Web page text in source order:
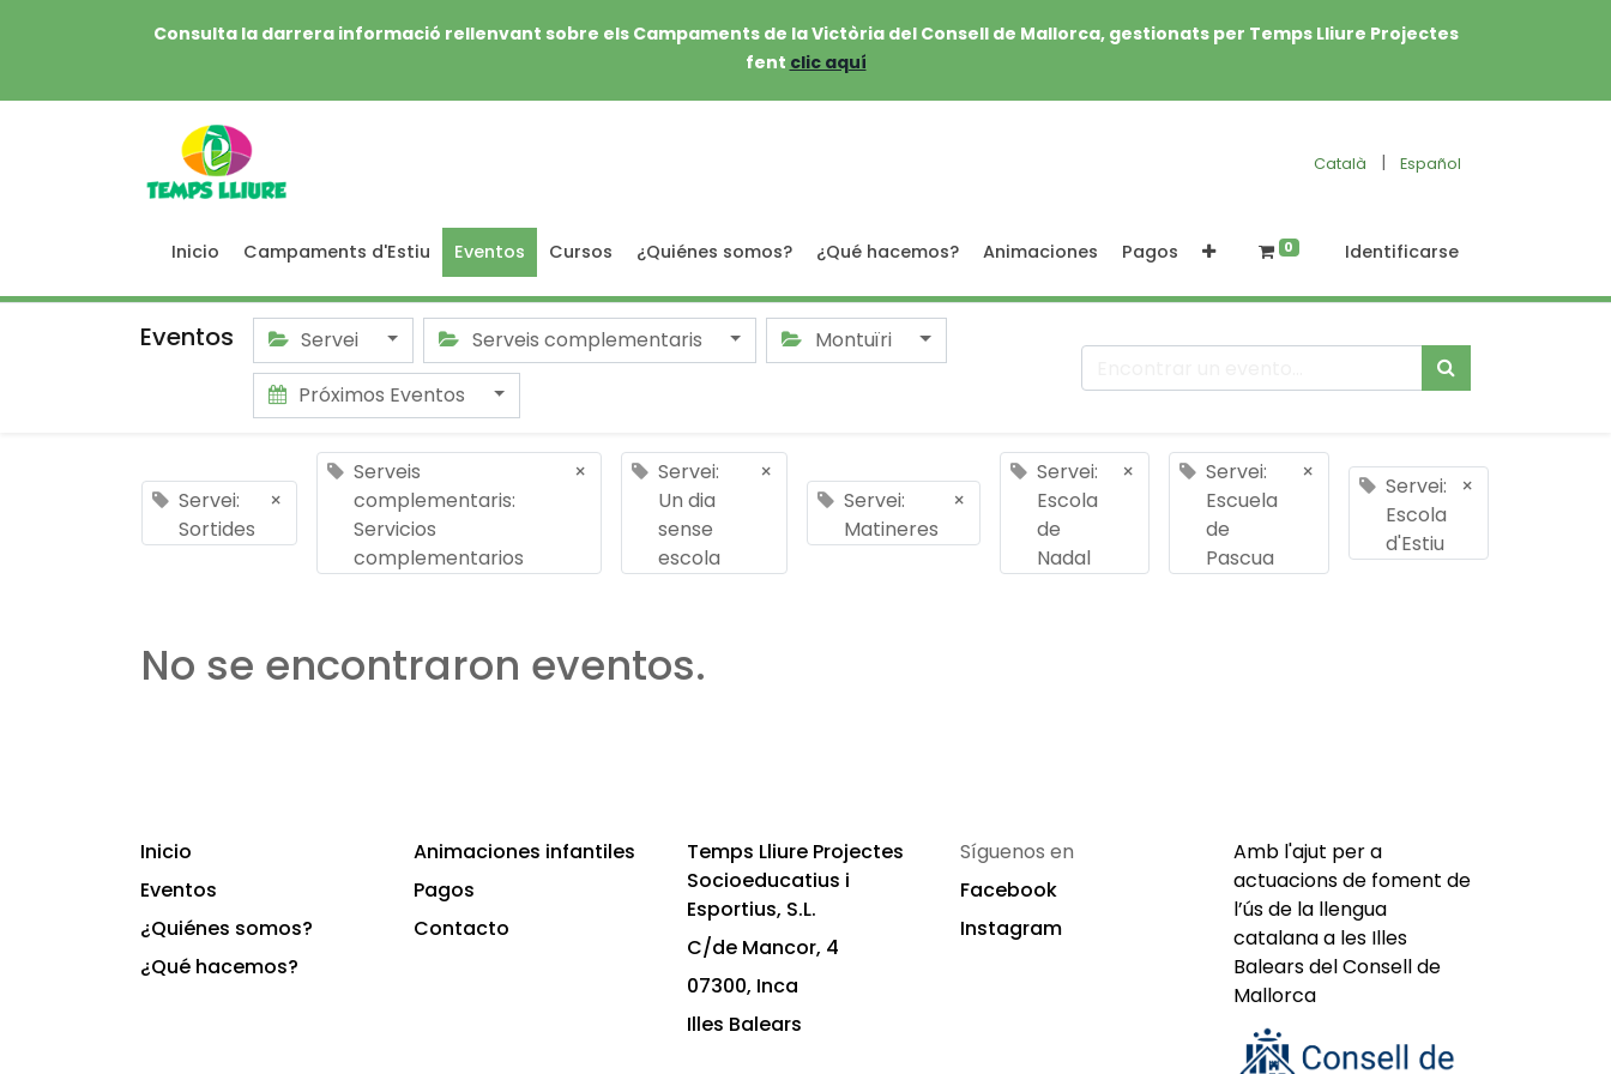
Consulta la darrera informació rellenvant sobre els Campaments de la Victòria del Consell de Mallorca, gestionats per Temps Lliure Projectes
fent clic aquí
Català | Español
Inicio Campaments d'Estiu Eventos Cursos ¿Quiénes somos? ¿Qué hacemos? Animaciones Pagos 0 Identificarse
Eventos Servei Serveis complementaris
Montuïri
Próximos Eventos
Servei:
Sortides
×
Serveis
complementaris:
Servicios
complementarios
×
Servei:
Un dia
sense
escola
×
Servei:
Matineres
×
Servei:
Escola
de
Nadal
×
Servei:
Escuela
de
Pascua
×
Servei:
Escola
d'Estiu
×
No se encontraron eventos.
Inicio
Eventos
¿Quiénes somos?
¿Qué hacemos?
Animaciones infantiles
Pagos
Contacto
Temps Lliure Projectes
Socioeducatius i
Esportius, S.L.
C/de Mancor, 4
07300, Inca
Illes Balears
Síguenos en
Facebook
Instagram
Amb l'ajut per a
actuacions de foment de
l’ús de la llengua
catalana a les Illes
Balears del Consell de
Mallorca